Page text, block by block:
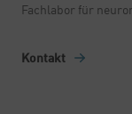
Fachlabor für
Kontakt